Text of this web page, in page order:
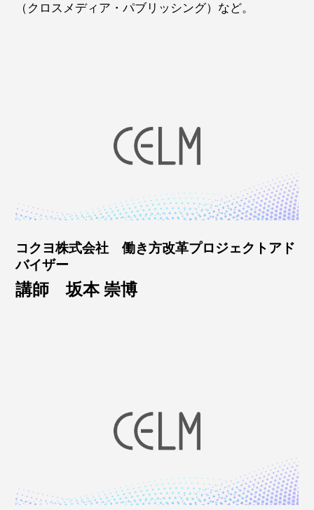
（クロスメディア・パブリッシング）など。
コクヨ株式会社 働き方改革プロジェクトアド
バイザー
講師 坂本 崇博